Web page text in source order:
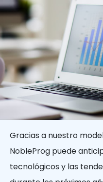
Gracias a nuestro
NobleProg puede
tecnológicos y las